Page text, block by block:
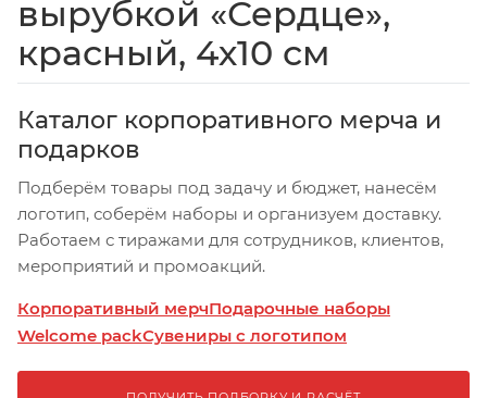
вырубкой «Сердце»,
красный, 4х10 см
Каталог корпоративного мерча и
подарков
Подберём товары под задачу и бюджет, нанесём
логотип, соберём наборы и организуем доставку.
Работаем с тиражами для сотрудников, клиентов,
мероприятий и промоакций.
Корпоративный мерчПодарочные наборы
Welcome packСувениры с логотипом